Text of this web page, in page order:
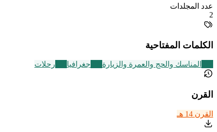
عدد المجلدات
2
الكلمات المفتاحية
المناسك والحج والعمرة والزيارة جغرافيا رحلات
القرن
القرن 14 هـ